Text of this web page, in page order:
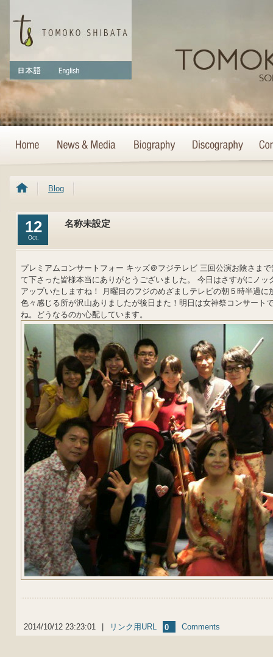
Blog
12
Oct.
名称未設定
プレミアムコンサートフォー キッズ＠フジテレビ 三回公演お陰さま
て下さった皆様本当にありがとうございました。 今日はさすがにノッ
アップいたしますね！ 月曜日のフジのめざましテレビの朝５時半過に
色々感じる所が沢山ありましたが後日また！明日は女神祭コンサート
ね。どうなるのか心配しています。
2014/10/12 23:23:01 リンク用URL 0 Comments